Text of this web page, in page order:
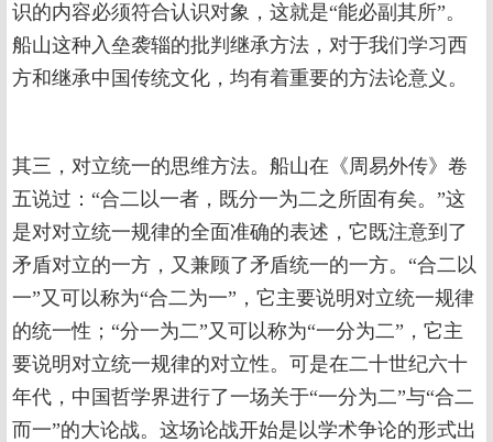
识的内容必须符合认识对象，这就是“能必副其所”。
船山这种入垒袭辎的批判继承方法，对于我们学习西
方和继承中国传统文化，均有着重要的方法论意义。
其三，对立统一的思维方法。船山在《周易外传》卷
五说过：“合二以一者，既分一为二之所固有矣。”这
是对对立统一规律的全面准确的表述，它既注意到了
矛盾对立的一方，又兼顾了矛盾统一的一方。“合二以
一”又可以称为“合二为一”，它主要说明对立统一规律
的统一性；“分一为二”又可以称为“一分为二”，它主
要说明对立统一规律的对立性。可是在二十世纪六十
年代，中国哲学界进行了一场关于“一分为二”与“合二
而一”的大论战。这场论战开始是以学术争论的形式出